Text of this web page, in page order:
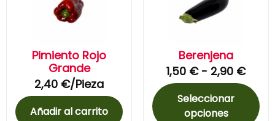
Pimiento Rojo
Grande
2,40 €/Pieza
Añadir al carrito
Berenjena
1,50 € - 2,90 €
Seleccionar
opciones